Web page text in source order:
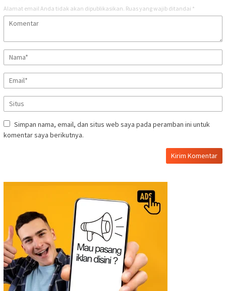
Alamat email Anda tidak akan dipublikasikan. Ruas yang wajib ditandai *
Simpan nama, email, dan situs web saya pada peramban ini untuk
komentar saya berikutnya.